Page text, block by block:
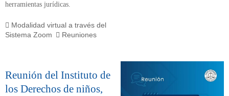
herramientas jurídicas.
Modalidad virtual a través del
Sistema Zoom
Reuniones
Reunión del Instituto de
los Derechos de niños,